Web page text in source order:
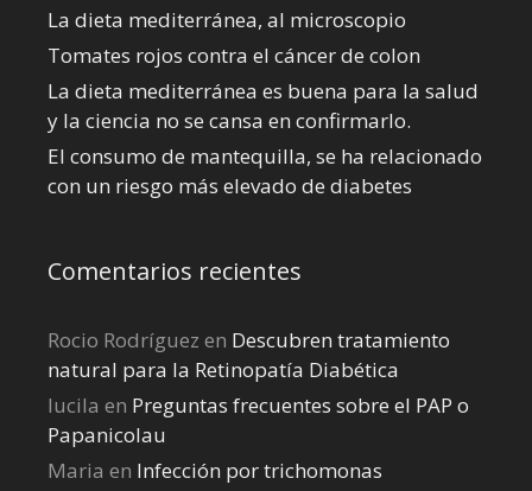
La dieta mediterránea, al microscopio
Tomates rojos contra el cáncer de colon
La dieta mediterránea es buena para la salud
y la ciencia no se cansa en confirmarlo.
El consumo de mantequilla, se ha relacionado
con un riesgo más elevado de diabetes
Comentarios recientes
Rocio Rodríguez en Descubren tratamiento
natural para la Retinopatía Diabética
lucila en Preguntas frecuentes sobre el PAP o
Papanicolau
Maria en Infección por trichomonas